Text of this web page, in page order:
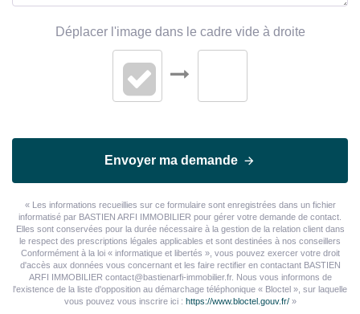
Déplacer l'image dans le cadre vide à droite
Envoyer ma demande
« Les informations recueillies sur ce formulaire sont enregistrées dans un fichier
informatisé par BASTIEN ARFI IMMOBILIER pour gérer votre demande de contact.
Elles sont conservées pour la durée nécessaire à la gestion de la relation client dans
le respect des prescriptions légales applicables et sont destinées à nos conseillers
Conformément à la loi « informatique et libertés », vous pouvez exercer votre droit
d'accès aux données vous concernant et les faire rectifier en contactant BASTIEN
ARFI IMMOBILIER contact@bastienarfi-immobilier.fr. Nous vous informons de
l'existence de la liste d'opposition au démarchage téléphonique « Bloctel », sur laquelle
vous pouvez vous inscrire ici : https://www.bloctel.gouv.fr/»